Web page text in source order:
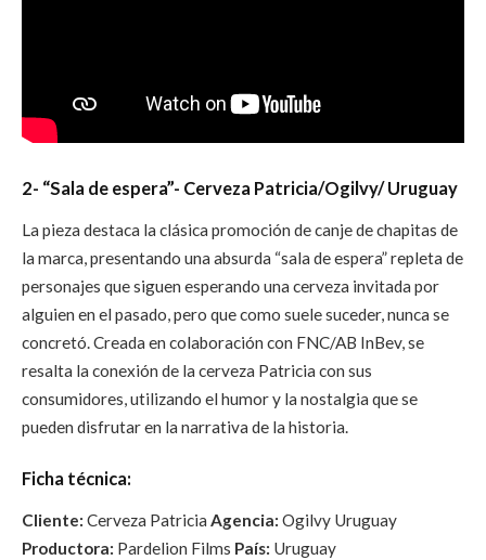
2- “Sala de espera”- Cerveza Patricia/Ogilvy/ Uruguay
La pieza destaca la clásica promoción de canje de chapitas de
la marca, presentando una absurda “sala de espera”repleta de
personajes que siguen esperando una cerveza invitada por
alguien en el pasado, pero que como suele suceder, nunca se
concretó.Creada en colaboración con FNC/AB InBev, se
resalta la conexión de la cerveza Patricia con sus
consumidores, utilizando el humor y la nostalgia quese
pueden disfrutar en la narrativa de la historia.
Ficha técnica:
Cliente: Cerveza Patricia Agencia: Ogilvy Uruguay
Productora: Pardelion Films País: Uruguay